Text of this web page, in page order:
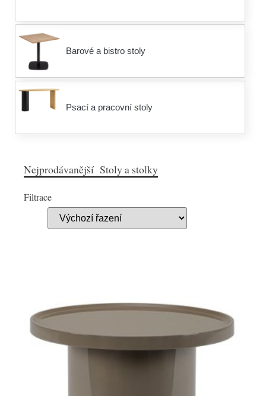
Barové a bistro stoly
Psací a pracovní stoly
Nejprodávanější Stoly a stolky
Filtrace